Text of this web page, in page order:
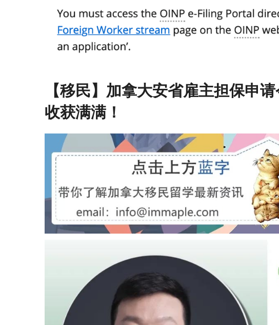
【移民】加拿大安省雇主担保申
收获满满！